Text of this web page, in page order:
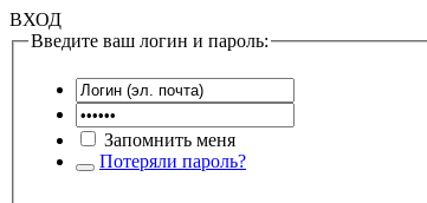
ВХОД
Введите ваш логин и пароль:
Запомнить меня
Потеряли пароль?